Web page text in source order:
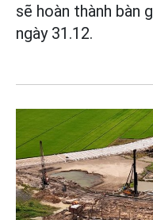
sẽ hoàn thành bàn
ngày 31.12.